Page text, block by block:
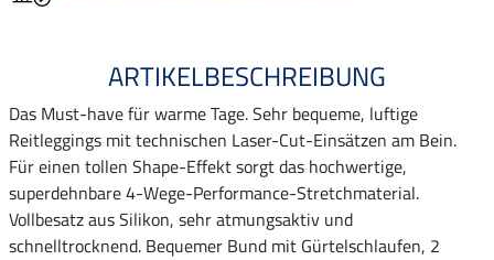
ARTIKELBESCHREIBUNG
Das Must-have für warme Tage. Sehr bequeme, luftige
Reitleggings mit technischen Laser-Cut-Einsätzen am Bein.
Für einen tollen Shape-Effekt sorgt das hochwertige,
superdehnbare 4-Wege-Performance-Stretchmaterial.
Vollbesatz aus Silikon, sehr atmungsaktiv und
schnelltrocknend. Bequemer Bund mit Gürtelschlaufen, 2